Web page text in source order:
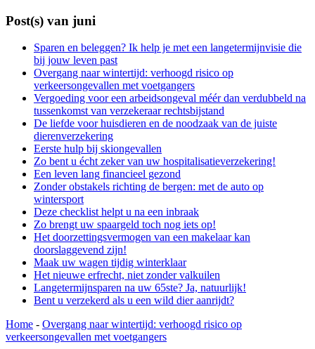
Post(s) van juni
Sparen en beleggen? Ik help je met een langetermijnvisie die
bij jouw leven past
Overgang naar wintertijd: verhoogd risico op
verkeersongevallen met voetgangers
Vergoeding voor een arbeidsongeval méér dan verdubbeld na
tussenkomst van verzekeraar rechtsbijstand
De liefde voor huisdieren en de noodzaak van de juiste
dierenverzekering
Eerste hulp bij skiongevallen
Zo bent u écht zeker van uw hospitalisatieverzekering!
Een leven lang financieel gezond
Zonder obstakels richting de bergen: met de auto op
wintersport
Deze checklist helpt u na een inbraak
Zo brengt uw spaargeld toch nog iets op!
Het doorzettingsvermogen van een makelaar kan
doorslaggevend zijn!
Maak uw wagen tijdig winterklaar
Het nieuwe erfrecht, niet zonder valkuilen
Langetermijnsparen na uw 65ste? Ja, natuurlijk!
Bent u verzekerd als u een wild dier aanrijdt?
Home - Overgang naar wintertijd: verhoogd risico op
verkeersongevallen met voetgangers